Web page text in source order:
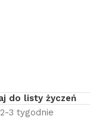
do listy życzeń
2-3 tygodnie